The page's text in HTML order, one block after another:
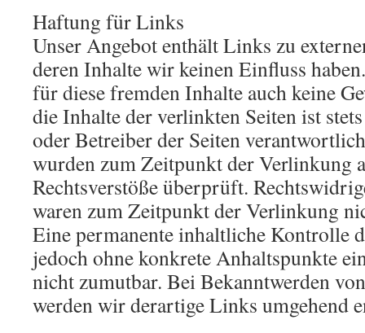
Haftung für Links
Unser Angebot enthält Links zu
deren Inhalte wir keinen Einfluss
für diese fremden Inhalte auch keine
die Inhalte der verlinkten Seiten ist
oder Betreiber der Seiten
wurden zum Zeitpunkt der Verlinkung
Rechtsverstöße überprüft.
waren zum Zeitpunkt der Verlinkung
Eine permanente inhaltliche Kontrolle
jedoch ohne konkrete Anhaltspunkte
nicht zumutbar. Bei Bekanntwerden
werden wir derartige Links umgehend